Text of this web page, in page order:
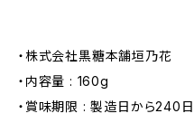
・株式会社黒糖本舗垣乃花
・内容量 : 160g
・賞味期限 : 製造日から240日